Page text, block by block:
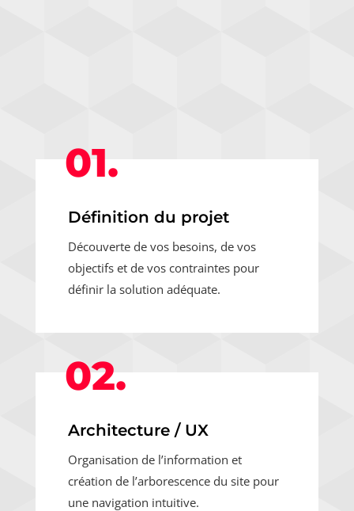
01.
Définition du projet
Découverte de vos besoins, de vos
objectifs et de vos contraintes pour
définir la solution adéquate.
02.
Architecture / UX
Organisation de l’information et
création de l’arborescence du site pour
une navigation intuitive.